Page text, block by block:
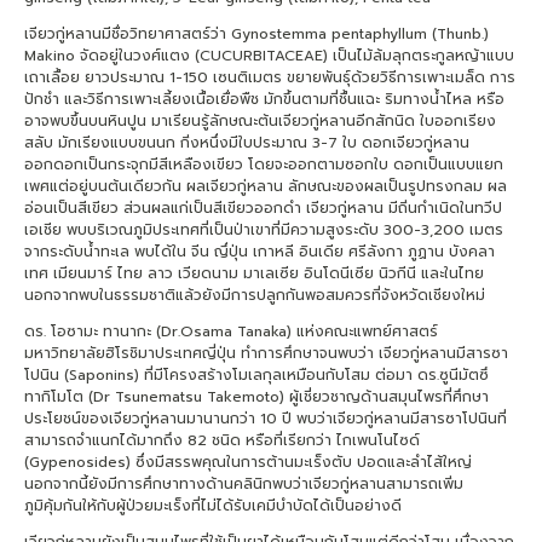
เจียวกู่หลานมีชื่อวิทยาศาสตร์ว่า Gynostemma pentaphyllum (Thunb.)
Makino จัดอยู่ในวงศ์แตง (CUCURBITACEAE) เป็นไม้ล้มลุกตระกูลหญ้าแบบ
เถาเลื้อย ยาวประมาณ 1-150 เซนติเมตร ขยายพันธุ์ด้วยวิธีการเพาะเมล็ด การ
ปักชำ และวิธีการเพาะเลี้ยงเนื้อเยื่อพืช มักขึ้นตามที่ชื้นแฉะ ริมทางน้ำไหล หรือ
อาจพบขึ้นบนหินปูน มาเรียนรู้ลักษณะต้นเจียวกู่หลานอีกสักนิด ใบออกเรียง
สลับ มักเรียงแบบขนนก กิ่งหนึ่งมีใบประมาณ 3-7 ใบ ดอกเจียวกู่หลาน
ออกดอกเป็นกระจุกมีสีเหลืองเขียว โดยจะออกตามซอกใบ ดอกเป็นแบบแยก
เพศแต่อยู่บนต้นเดียวกัน ผลเจียวกู่หลาน ลักษณะของผลเป็นรูปทรงกลม ผล
อ่อนเป็นสีเขียว ส่วนผลแก่เป็นสีเขียวออกดำ เจียวกู่หลาน มีถิ่นกำเนิดในทวีป
เอเชีย พบบริเวณภูมิประเทศที่เป็นป่าเขาที่มีความสูงระดับ 300-3,200 เมตร
จากระดับน้ำทะเล พบได้ใน จีน ญึ่ปุ่น เกาหลี อินเดีย ศรีลังกา ภูฏาน บังคลา
เทศ เมียนมาร์ ไทย ลาว เวียดนาม มาเลเซีย อินโดนีเซีย นิวกีนี และในไทย
นอกจากพบในธรรมชาติแล้วยังมีการปลูกกันพอสมควรที่จังหวัดเชียงใหม่
ดร. โอซามะ ทานากะ (Dr.Osama Tanaka) แห่งคณะแพทย์ศาสตร์
มหาวิทยาลัยฮิโรชิมาประเทศญี่ปุ่น ทำการศึกษาจนพบว่า เจียวกู่หลานมีสารซา
โปนิน (Saponins) ที่มีโครงสร้างโมเลกุลเหมือนกับโสม ต่อมา ดร.ซูนีมัตซึ
ทากิโมโต (Dr Tsunematsu Takemoto) ผู้เชี่ยวชาญด้านสมุนไพรที่ศึกษา
ประโยชน์ของเจียวกู่หลานมานานกว่า 10 ปี พบว่าเจียวกู่หลานมีสารซาโปนินที่
สามารถจำแนกได้มากถึง 82 ชนิด หรือที่เรียกว่า ไกเพนโนไซด์
(Gypenosides) ซึ่งมีสรรพคุณในการต้านมะเร็งตับ ปอดและลำไส้ใหญ่
นอกจากนี้ยังมีการศึกษาทางด้านคลินิกพบว่าเจียวกู่หลานสามารถเพิ่ม
ภูมิคุ้มกันให้กับผู้ป่วยมะเร็งที่ไม่ได้รับเคมีบำบัดได้เป็นอย่างดี